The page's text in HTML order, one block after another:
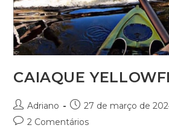
CAIAQUE
Adriano 27 de março de
2 Comentários